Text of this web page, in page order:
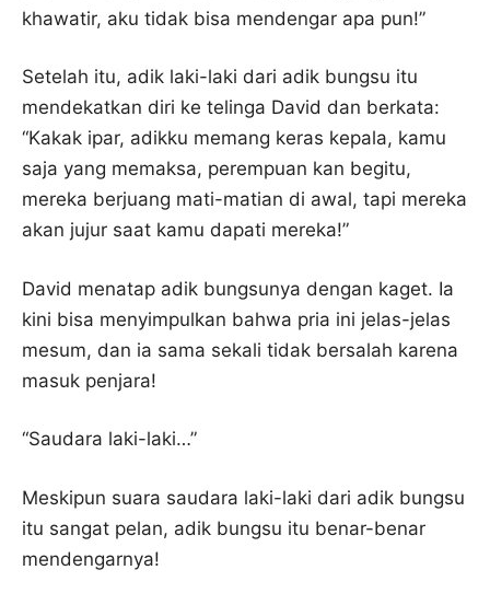
khawatir, aku tidak bisa mendengar apa pun!”
Setelah itu, adik laki-laki dari adik bungsu itu
mendekatkan diri ke telinga David dan berkata:
“Kakak ipar, adikku memang keras kepala, kamu
saja yang memaksa, perempuan kan begitu,
mereka berjuang mati-matian di awal, tapi mereka
akan jujur ​​saat kamu dapati mereka!”
David menatap adik bungsunya dengan kaget. Ia
kini bisa menyimpulkan bahwa pria ini jelas-jelas
mesum, dan ia sama sekali tidak bersalah karena
masuk penjara!
“Saudara laki-laki…”
Meskipun suara saudara laki-laki dari adik bungsu
itu sangat pelan, adik bungsu itu benar-benar
mendengarnya!